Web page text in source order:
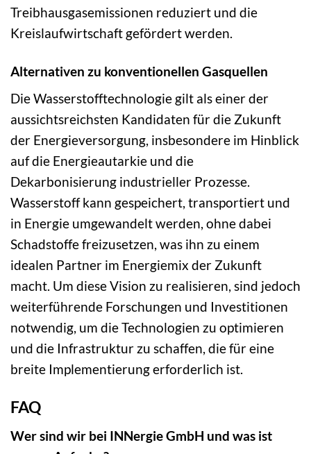
Treibhausgasemissionen reduziert und die
Kreislaufwirtschaft gefördert werden.
Alternativen zu konventionellen Gasquellen
Die Wasserstofftechnologie gilt als einer der
aussichtsreichsten Kandidaten für die Zukunft
der Energieversorgung, insbesondere im Hinblick
auf die Energieautarkie und die
Dekarbonisierung industrieller Prozesse.
Wasserstoff kann gespeichert, transportiert und
in Energie umgewandelt werden, ohne dabei
Schadstoffe freizusetzen, was ihn zu einem
idealen Partner im Energiemix der Zukunft
macht. Um diese Vision zu realisieren, sind jedoch
weiterführende Forschungen und Investitionen
notwendig, um die Technologien zu optimieren
und die Infrastruktur zu schaffen, die für eine
breite Implementierung erforderlich ist.
FAQ
Wer sind wir bei INNergie GmbH und was ist